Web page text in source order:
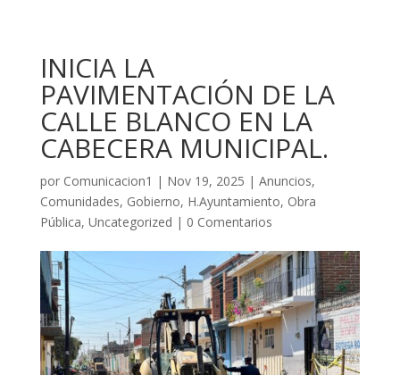
INICIA LA
PAVIMENTACIÓN DE LA
CALLE BLANCO EN LA
CABECERA MUNICIPAL.
por Comunicacion1 | Nov 19, 2025 | Anuncios,
Comunidades, Gobierno, H.Ayuntamiento, Obra
Pública, Uncategorized | 0 Comentarios